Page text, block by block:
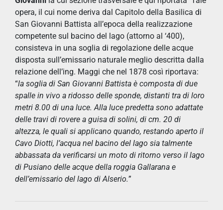
opera, il cui nome deriva dal Capitolo della Basilica di
San Giovanni Battista all’epoca della realizzazione
competente sul bacino del lago (attorno al ‘400),
consisteva in una soglia di regolazione delle acque
disposta sull’emissario naturale meglio descritta dalla
relazione dell’ing. Maggi che nel 1878 così riportava:
“la soglia di San Giovanni Battista è composta di due
spalle in vivo a ridosso delle sponde, distanti tra di loro
metri 8.00 di una luce. Alla luce predetta sono adattate
delle travi di rovere a guisa di solini, di cm. 20 di
altezza, le quali si applicano quando, restando aperto il
Cavo Diotti, l’acqua nel bacino del lago sia talmente
abbassata da verificarsi un moto di ritorno verso il lago
di Pusiano delle acque della roggia Gallarana e
dell’emissario del lago di Alserio.”